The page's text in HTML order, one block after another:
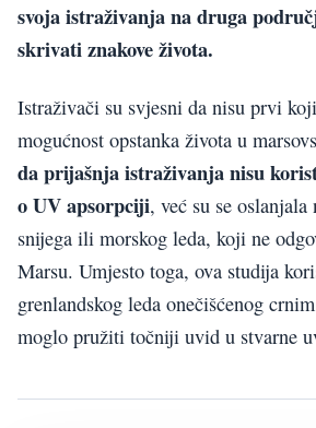
svoja istraživanja na druga
skrivati znakove života.
Istraživači su svjesni da nisu prvi
mogućnost opstanka života u
da prijašnja istraživanja nisu
o UV apsorpciji, već su se
snijega ili morskog leda, koji ne
Marsu. Umjesto toga, ova studija
grenlandskog leda onečišćenog
moglo pružiti točniji uvid u stvarne